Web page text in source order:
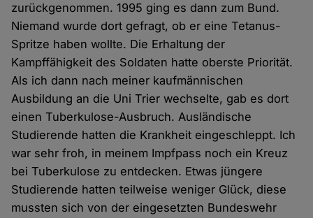
zurückgenommen. 1995 ging es dann zum Bund.
Niemand wurde dort gefragt, ob er eine Tetanus-
Spritze haben wollte. Die Erhaltung der
Kampffähigkeit des Soldaten hatte oberste Priorität.
Als ich dann nach meiner kaufmännischen
Ausbildung an die Uni Trier wechselte, gab es dort
einen Tuberkulose-Ausbruch. Ausländische
Studierende hatten die Krankheit eingeschleppt. Ich
war sehr froh, in meinem Impfpass noch ein Kreuz
bei Tuberkulose zu entdecken. Etwas jüngere
Studierende hatten teilweise weniger Glück, diese
mussten sich von der eingesetzten Bundeswehr